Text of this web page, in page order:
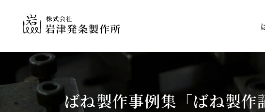
ばね製作事例集 「ばね製